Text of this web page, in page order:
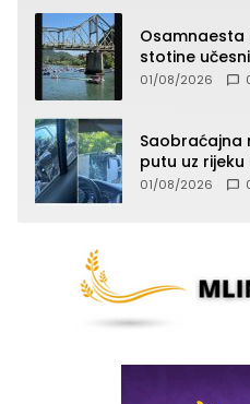
Osamnaesta
stotine
01/08/2026
Saobraćajna
putu uz rijeku
lica (FOTO)
01/08/2026